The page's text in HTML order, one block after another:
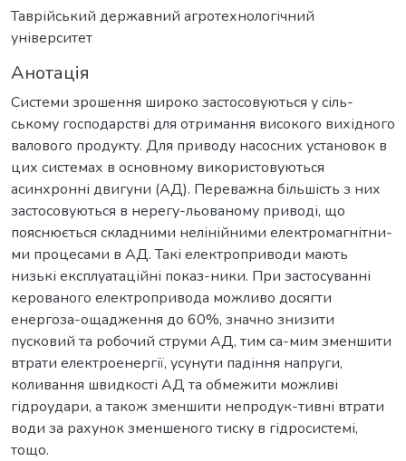
Таврійський державний агротехнологічний
університет
Анотація
Системи зрошення широко застосовуються у сіль-
ському господарстві для отримання високого вихідного
валового продукту. Для приводу насосних установок в
цих системах в основному використовуються
асинхронні двигуни (АД). Переважна більшість з них
застосовуються в нерегу-льованому приводі, що
пояснюється складними нелінійними електромагнітни-
ми процесами в АД. Такі електроприводи мають
низькі експлуатаційні показ-ники. При застосуванні
керованого електропривода можливо досягти
енергоза-ощадження до 60%, значно знизити
пусковий та робочий струми АД, тим са-мим зменшити
втрати електроенергії, усунути падіння напруги,
коливання швидкості АД та обмежити можливі
гідроудари, а також зменшити непродук-тивні втрати
води за рахунок зменшеного тиску в гідросистемі,
тощо.